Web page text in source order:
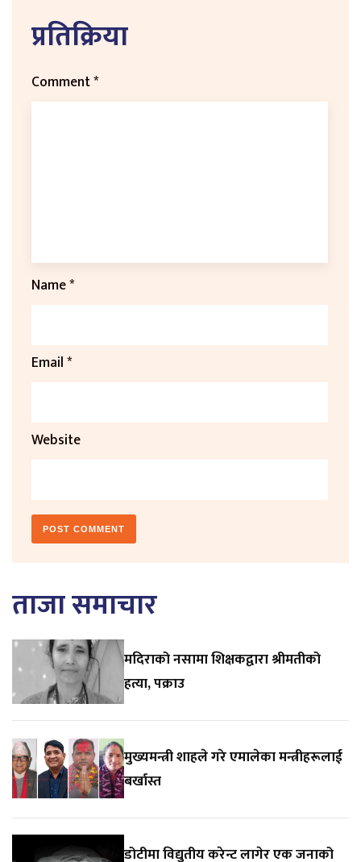
प्रतिक्रिया
Comment*
Name*
Email*
Website
ताजा समाचार
मदिराको नसामा शिक्षकद्वारा श्रीमतीको
हत्या, पक्राउ
मुख्यमन्त्री शाहले गरे एमालेका मन्त्रीहरूलाई
बर्खास्त
डोटीमा विद्युतीय करेन्ट लागेर एक जनाको